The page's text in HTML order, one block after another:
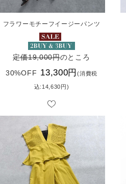
フラワーモチーフイージーパンツ
定価19,000円のところ
30%OFF 13,300円(消費税
込:14,630円)